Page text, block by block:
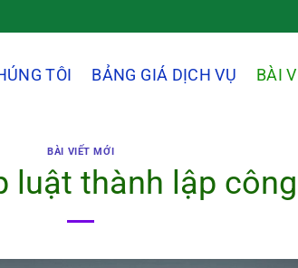
TÔI BẢNG GIÁ DỊCH VỤ BÀI
BÀI VIẾT MỚI
luật thành lập